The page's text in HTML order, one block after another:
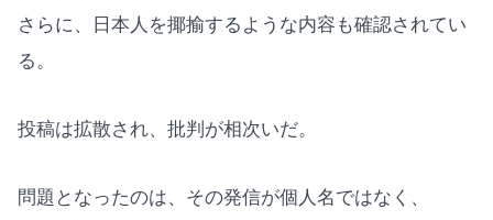
さらに、日本人を揶揄するような内容も確認されてい
る。
投稿は拡散され、批判が相次いだ。
問題となったのは、その発信が個人名ではなく、